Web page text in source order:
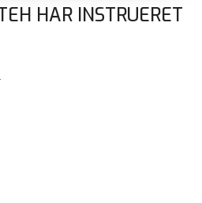
HAR INSTRUERET